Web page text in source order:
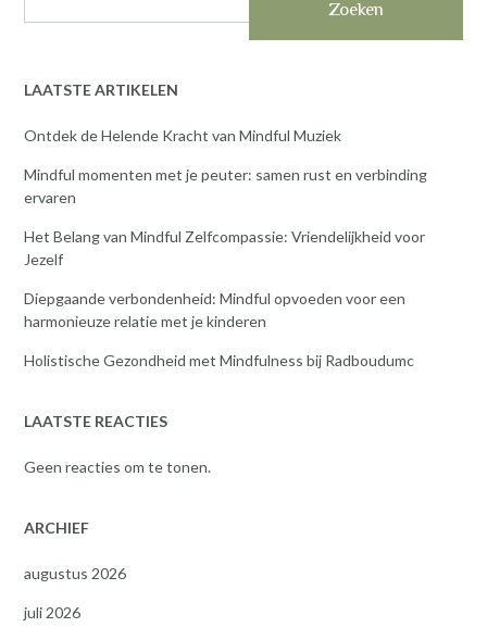
Zoeken
LAATSTE ARTIKELEN
Ontdek de Helende Kracht van Mindful Muziek
Mindful momenten met je peuter: samen rust en verbinding
ervaren
Het Belang van Mindful Zelfcompassie: Vriendelijkheid voor
Jezelf
Diepgaande verbondenheid: Mindful opvoeden voor een
harmonieuze relatie met je kinderen
Holistische Gezondheid met Mindfulness bij Radboudumc
LAATSTE REACTIES
Geen reacties om te tonen.
ARCHIEF
augustus 2026
juli 2026